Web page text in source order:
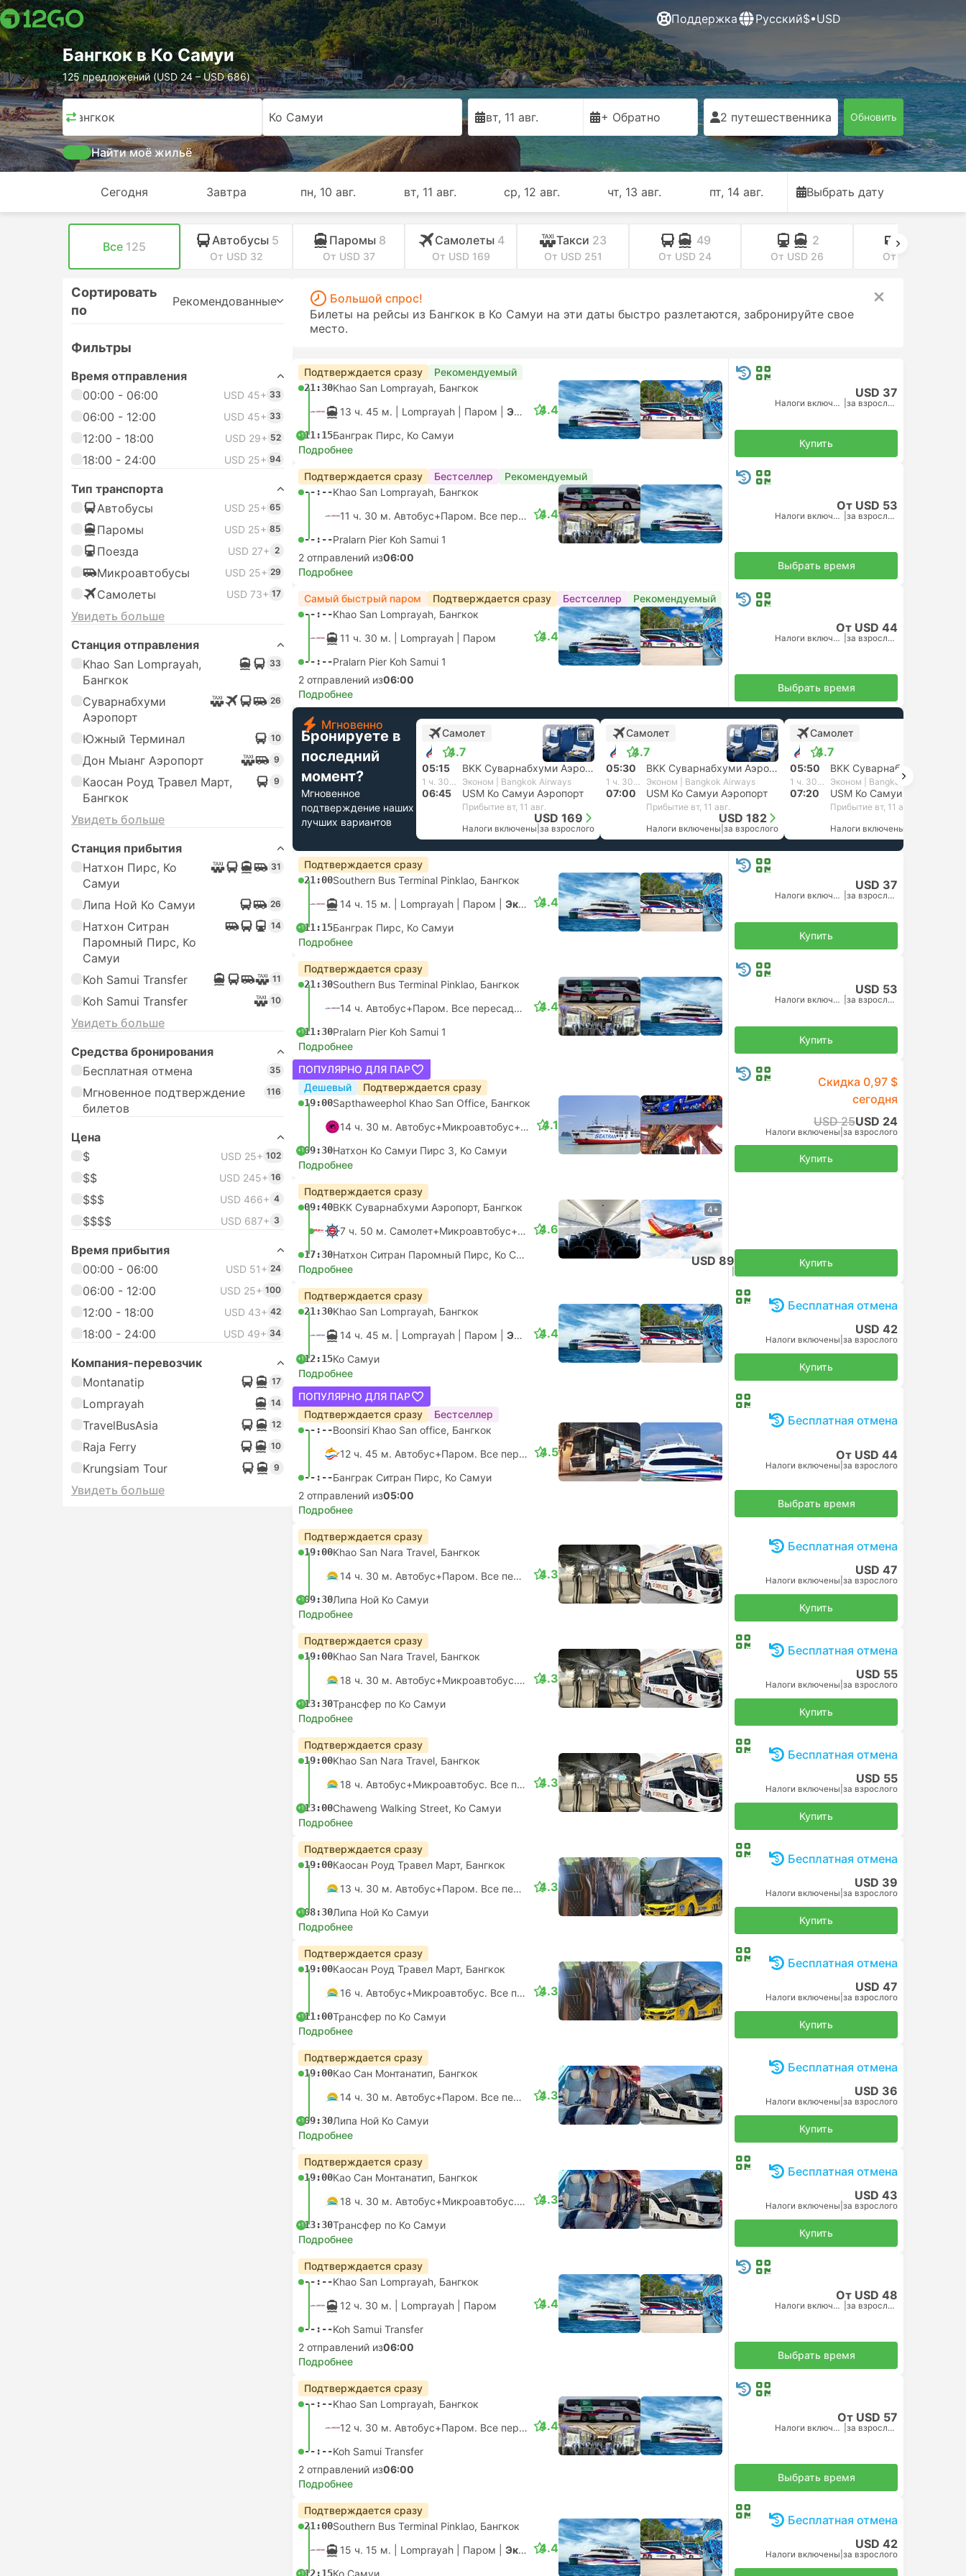
Поддержка Русский$•USD
Бангкок в Ко Самуи
125 предложений (USD 24 – USD 686)
Бангкок Ко Самуи вт, 11 авг. + Обратно 2 путешественника Обновить
Найти моё жильё
Сегодня Завтра пн, 10 авг. вт, 11 авг. ср, 12 авг. чт, 13 авг. пт, 14 авг. Выбрать дату
Все 125 Автобусы 5
От USD 32
Паромы 8
От USD 37
Самолеты 4
От USD 169
Такси 23
От USD 251
49
От USD 24
2
От USD 26 От USD 28
Сортировать
по
Рекомендованные
Фильтры
Время отправления
00:00 - 06:00
USD 45+ 33
06:00 - 12:00 USD 45+ 33
12:00 - 18:00 USD 29+ 52
18:00 - 24:00 USD 25+ 94
Тип транспорта
Автобусы
USD 25+ 65
Паромы USD 25+ 85
Поезда USD 27+ 2
Микроавтобусы USD 25+ 29
Самолеты USD 73+ 17
Увидеть больше
Станция отправления
Khao San Lomprayah,
Бангкок
33
Суварнабхуми
Аэропорт
26
Южный Терминал 10
Дон Мыанг Аэропорт 9
Каосан Роуд Травел Март,
Бангкок
9
Увидеть больше
Станция прибытия
Натхон Пирс, Ко
Самуи
31
Липа Ной Ко Самуи 26
Натхон Ситран
Паромный Пирс, Ко
Самуи
14
Koh Samui Transfer 11
Koh Samui Transfer 10
Увидеть больше
Средства бронирования
Бесплатная отмена
35
Мгновенное подтверждение
билетов
116
Цена
$
USD 25+ 102
$$ USD 245+ 16
$$$ USD 466+ 4
$$$$ USD 687+ 3
Время прибытия
00:00 - 06:00
USD 51+ 24
06:00 - 12:00 USD 25+ 100
12:00 - 18:00 USD 43+ 42
18:00 - 24:00 USD 49+ 34
Компания-перевозчик
Montanatip
17
Lomprayah 14
TravelBusAsia 12
Raja Ferry 10
Krungsiam Tour 9
Увидеть больше
Большой спрос!
Билеты на рейсы из Бангкок в Ко Самуи на эти даты быстро разлетаются, забронируйте свое
место.
Подтверждается сразу Рекомендуемый
21:30Khao San Lomprayah, Бангкок
13 ч. 45 м. | Lomprayah Паром Экспресс
+111:15Банграк Пирс, Ко Самуи
4.4
Подробнее
USD 37
Налоги включены | за взрослого
Купить
Подтверждается сразу Бестселлер Рекомендуемый
--:--Khao San Lomprayah, Бангкок
11 ч. 30 м. Автобус+Паром. Все пересадки гарантированы
--:--Pralarn Pier Koh Samui 1
4.4
2 отправлений из06:00
Подробнее
От USD 53
Налоги включены | за взрослого
Выбрать время
Самый быстрый паром Подтверждается сразу Бестселлер Рекомендуемый
--:--Khao San Lomprayah, Бангкок
11 ч. 30 м. | Lomprayah Паром
--:--Pralarn Pier Koh Samui 1
4.4
2 отправлений из06:00
Подробнее
От USD 44
Налоги включены | за взрослого
Выбрать время
Мгновенно
Бронируете в
последний
момент?
Мгновенное
подтверждение наших
лучших вариантов
Самолет
4.7
+1
05:15 BKK Суварнабхуми Аэропорт, Бангкок
1 ч. 30 м. Эконом | Bangkok Airways
06:45 USM Ко Самуи Аэропорт
Прибытие вт, 11 авг.
USD 169
Налоги включены за взрослого
Самолет
4.7
+1
05:30 BKK Суварнабхуми Аэропорт, Бангкок
1 ч. 30 м. Эконом | Bangkok Airways
07:00 USM Ко Самуи Аэропорт
Прибытие вт, 11 авг.
USD 182
Налоги включены за взрослого
Самолет
4.7
05:50
1 ч. 30 м. Эконом | Bangkok Airways
07:20 USM Ко Самуи Аэропорт
Прибытие вт, 11 авг.
Налоги включены
Подтверждается сразу
21:00Southern Bus Terminal Pinklao, Бангкок
14 ч. 15 м. | Lomprayah Паром Экспресс
+111:15Банграк Пирс, Ко Самуи
4.4
Подробнее
USD 37
Налоги включены | за взрослого
Купить
Подтверждается сразу
21:30Southern Bus Terminal Pinklao, Бангкок
14 ч. Автобус+Паром. Все пересадки гарантированы
+111:30Pralarn Pier Koh Samui 1
4.4
Подробнее
USD 53
Налоги включены | за взрослого
Купить
ПОПУЛЯРНО ДЛЯ ПАР
Дешевый
Подтверждается сразу
19:00Sapthaweephol Khao San Office, Бангкок
14 ч. 30 м. Автобус+Микроавтобус+Паром. Все пересадки гарантированы
+109:30Натхон Ко Самуи Пирс 3, Ко Самуи
4.1
Подробнее
Скидка 0,97 $
сегодня
USD 25USD 24
Налоги включены за взрослого
Купить
Подтверждается сразу
09:40BKK Суварнабхуми Аэропорт, Бангкок
7 ч. 50 м. Самолет+Микроавтобус+Паром.
Самостоятельная пересадка
17:30 Натхон Ситран Паромный Пирс, Ко Самуи
4.6
4+
Подробнее
USD 89
Налоги включены
Купить
Подтверждается сразу
21:30Khao San Lomprayah, Бангкок
14 ч. 45 м. | Lomprayah Паром Экспресс
+112:15Ко Самуи
4.4
Подробнее
Бесплатная отмена
USD 42
Налоги включены за взрослого
Купить
ПОПУЛЯРНО ДЛЯ ПАР
Подтверждается сразу
Бестселлер
--:--Boonsiri Khao San office, Бангкок
12 ч. 45 м. Автобус+Паром. Все пересадки гарантированы
--:--Банграк Ситран Пирс, Ко Самуи
4.5
2 отправлений из05:00
Подробнее
Бесплатная отмена
От USD 44
Налоги включены за взрослого
Выбрать время
Подтверждается сразу
19:00Khao San Nara Travel, Бангкок
14 ч. 30 м. Автобус+Паром. Все пересадки гарантированы
+109:30Липа Ной Ко Самуи
4.3
Подробнее
Бесплатная отмена
USD 47
Налоги включены за взрослого
Купить
Подтверждается сразу
19:00Khao San Nara Travel, Бангкок
18 ч. 30 м. Автобус+Микроавтобус. Все пересадки гарантированы
+113:30Трансфер по Ко Самуи
4.3
Подробнее
Бесплатная отмена
USD 55
Налоги включены за взрослого
Купить
Подтверждается сразу
19:00Khao San Nara Travel, Бангкок
18 ч. Автобус+Микроавтобус. Все пересадки гарантированы
+113:00Chaweng Walking Street, Ко Самуи
4.3
Подробнее
Бесплатная отмена
USD 55
Налоги включены за взрослого
Купить
Подтверждается сразу
19:00Каосан Роуд Травел Март, Бангкок
13 ч. 30 м. Автобус+Паром. Все пересадки гарантированы
+108:30Липа Ной Ко Самуи
4.3
Подробнее
Бесплатная отмена
USD 39
Налоги включены за взрослого
Купить
Подтверждается сразу
19:00Каосан Роуд Травел Март, Бангкок
16 ч. Автобус+Микроавтобус. Все пересадки гарантированы
+111:00Трансфер по Ко Самуи
4.3
Подробнее
Бесплатная отмена
USD 47
Налоги включены за взрослого
Купить
Подтверждается сразу
19:00Као Сан Монтанатип, Бангкок
14 ч. 30 м. Автобус+Паром. Все пересадки гарантированы
+109:30Липа Ной Ко Самуи
4.3
Подробнее
Бесплатная отмена
USD 36
Налоги включены за взрослого
Купить
Подтверждается сразу
19:00Као Сан Монтанатип, Бангкок
18 ч. 30 м. Автобус+Микроавтобус. Все пересадки гарантированы
+113:30Трансфер по Ко Самуи
4.3
Подробнее
Бесплатная отмена
USD 43
Налоги включены за взрослого
Купить
Подтверждается сразу
--:--Khao San Lomprayah, Бангкок
12 ч. 30 м. | Lomprayah Паром
--:--Koh Samui Transfer
4.4
2 отправлений из06:00
Подробнее
От USD 48
Налоги включены | за взрослого
Выбрать время
Подтверждается сразу
--:--Khao San Lomprayah, Бангкок
12 ч. 30 м. Автобус+Паром. Все пересадки гарантированы
--:--Koh Samui Transfer
4.4
2 отправлений из06:00
Подробнее
От USD 57
Налоги включены | за взрослого
Выбрать время
Подтверждается сразу
21:00Southern Bus Terminal Pinklao, Бангкок
15 ч. 15 м. | Lomprayah Паром Экспресс
+112:15Ко Самуи
4.4
Бесплатная отмена
USD 42
Налоги включены за взрослого